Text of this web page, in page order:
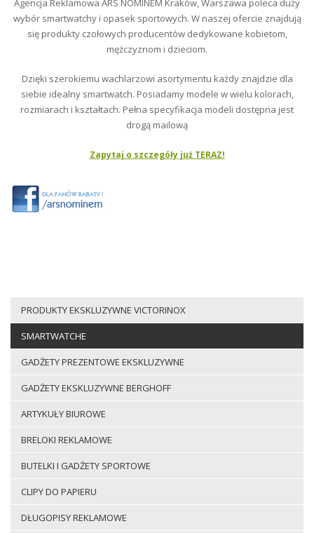
Agencja Reklamowa ARS NOMINEM Kraków, Warszawa poleca duży
wybór smartwatchy i opasek sportowych. W naszej ofercie znajdują
się produkty czołowych producentów dedykowane kobietom,
mężczyznom i dzieciom.
Dzięki szerokiemu wachlarzowi asortymentu każdy znajdzie dla
siebie idealny smartwatch. Posiadamy modele w wielu kolorach,
rozmiarach i kształtach. Pełna specyfikacja modeli dostępna jest
drogą mailową
Zapytaj o szczegóły już TERAZ!
PRODUKTY EKSKLUZYWNE VICTORINOX
SMARTWATCHE
GADŻETY PREZENTOWE EKSKLUZYWNE
GADŻETY EKSKLUZYWNE BERGHOFF
ARTYKUŁY BIUROWE
BRELOKI REKLAMOWE
BUTELKI I GADŻETY SPORTOWE
CLIPY DO PAPIERU
DŁUGOPISY REKLAMOWE